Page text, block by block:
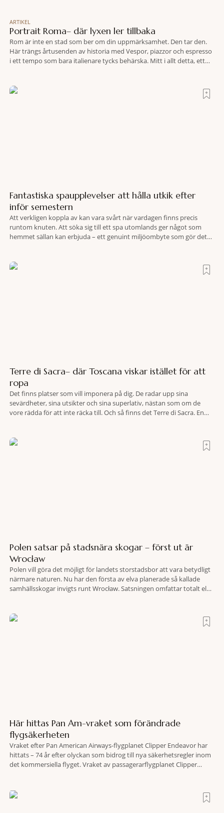
ARTIKEL
Portrait Roma– där lyxen ler tillbaka
Rom är inte en stad som ber om din uppmärksamhet. Den tar den.
Här trängs årtusenden av historia med Vespor, piazzor och espresso
i ett tempo som bara italienare tycks behärska. Mitt i allt detta, ett
Fantastiska spaupplevelser att hålla utkik efter
inför semestern
Att verkligen koppla av kan vara svårt när vardagen finns precis
runtom knuten. Att söka sig till ett spa utomlands ger något som
hemmet sällan kan erbjuda – ett genuint miljöombyte som gör det
Terre di Sacra– där Toscana viskar istället för att
ropa
Det finns platser som vill imponera på dig. De radar upp sina
sevärdheter, sina utsikter och sina superlativ, nästan som om de
vore rädda för att inte räcka till. Och så finns det Terre di Sacra. En
Polen satsar på stadsnära skogar – först ut är
Wrocław
Polen vill göra det möjligt för landets storstadsbor att vara betydligt
närmare naturen. Nu har den första av elva planerade så kallade
samhällsskogar invigts runt Wrocław. Satsningen omfattar totalt elva
fler människor ska kunna promenera, motionera
Här hittas Pan Am-vraket som förändrade
flygsäkerheten
Vraket efter Pan American Airways-flygplanet Clipper Endeavor har
hittats – 74 år efter olyckan som bidrog till nya säkerhetsregler inom
det kommersiella flyget. Vraket av passagerarflygplanet Clipper
lokaliserades den 2 juni i år med hjälp